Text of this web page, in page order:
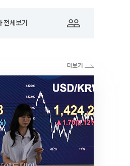
전체보기